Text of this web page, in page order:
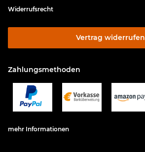
Widerrufsrecht
Vertrag widerrufen
Zahlungsmethoden
mehr Informationen